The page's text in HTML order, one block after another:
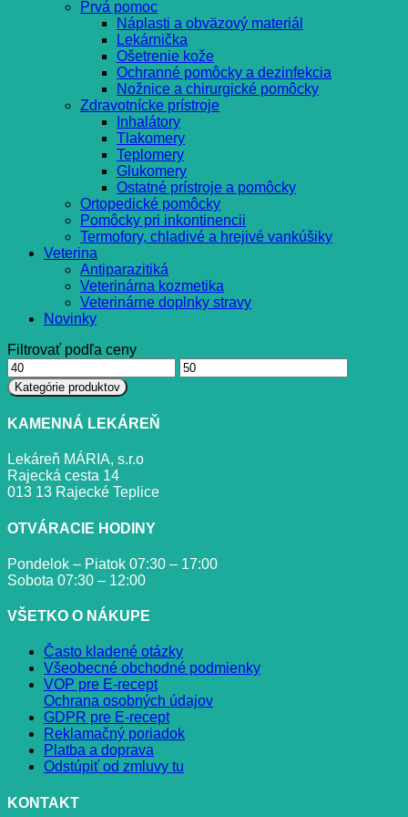
Prvá pomoc
Náplasti a obväzový materiál
Lekárnička
Ošetrenie kože
Ochranné pomôcky a dezinfekcia
Nožnice a chirurgické pomôcky
Zdravotnícke prístroje
Inhalátory
Tlakomery
Teplomery
Glukomery
Ostatné prístroje a pomôcky
Ortopedické pomôcky
Pomôcky pri inkontinencii
Termofory, chladivé a hrejivé vankúšiky
Veterina
Antiparazitiká
Veterinárna kozmetika
Veterinárne doplnky stravy
Novinky
Filtrovať podľa ceny
Minimálna
cena
Maximálna
cena
Kategórie produktov
KAMENNÁ LEKÁREŇ
Lekáreň MÁRIA, s.r.o
Rajecká cesta 14
013 13 Rajecké Teplice
OTVÁRACIE HODINY
Pondelok – Piatok 07:30 – 17:00
Sobota 07:30 – 12:00
VŠETKO O NÁKUPE
Často kladené otázky
Všeobecné obchodné podmienky
VOP pre E-recept
Ochrana osobných údajov
GDPR pre E-recept
Reklamačný poriadok
Platba a doprava
Odstúpiť od zmluvy tu
KONTAKT